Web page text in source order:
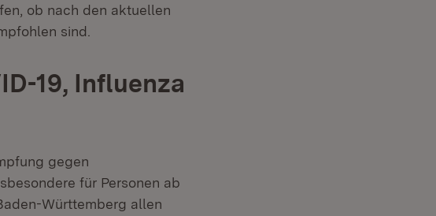
ob nach den aktuellen
sind.
19, Influenza
gegen
für Personen ab
Württemberg allen